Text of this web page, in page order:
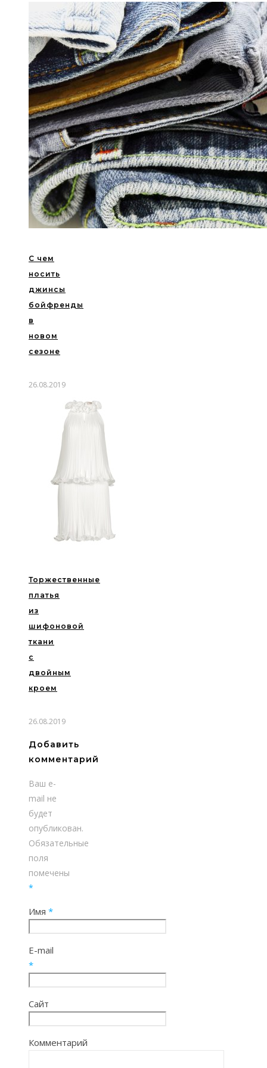
С чем
носить
джинсы
бойфренды
в
новом
сезоне
26.08.2019
Торжественные
платья
из
шифоновой
ткани
с
двойным
кроем
26.08.2019
Добавить
комментарий
Ваш e-
mail не
будет
опубликован.
Обязательные
поля
помечены
*
Имя *
E-mail
*
Сайт
Комментарий